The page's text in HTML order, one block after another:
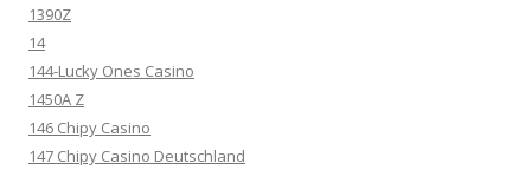
1390Z
14
144-Lucky Ones Casino
1450A Z
146 Chipy Casino
147 Chipy Casino Deutschland